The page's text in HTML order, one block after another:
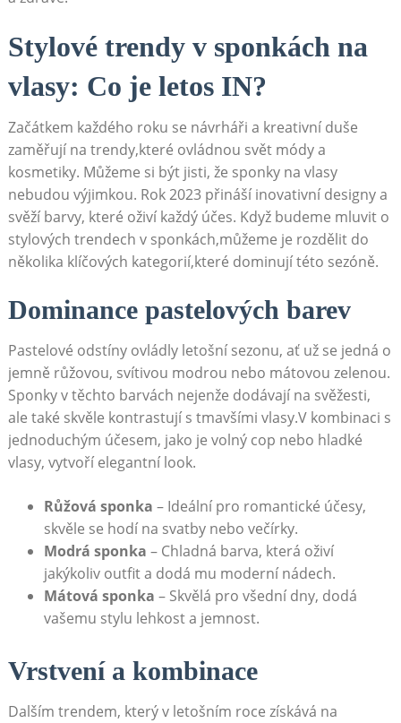
Stylové​ trendy v sponkách ⁣na
vlasy:⁣ Co je⁣ letos IN?
Začátkem každého roku se návrháři a kreativní duše
zaměřují ​na trendy,které ovládnou svět módy a
kosmetiky. Můžeme ⁢si být jisti, že sponky na vlasy
nebudou ​výjimkou. Rok 2023 přináší inovativní ‍designy a
svěží ‍barvy, které oživí každý účes. Když ⁣budeme mluvit o
stylových trendech v sponkách,můžeme je rozdělit do
několika klíčových kategorií,které dominují této sezóně.
Dominance pastelových barev
Pastelové odstíny ovládly letošní sezonu, ⁤ať už​ se jedná o
jemně růžovou, svítivou modrou ⁣nebo ⁤mátovou zelenou.
Sponky‌ v těchto barvách nejenže dodávají na svěžesti,
ale také skvěle kontrastují s tmavšími vlasy.V⁢ kombinaci s
jednoduchým účesem, jako je volný cop⁣ nebo hladké
vlasy, vytvoří elegantní ⁢look.
Růžová sponka – Ideální pro romantické účesy,
skvěle​ se ‌hodí na svatby nebo večírky.
Modrá sponka – Chladná barva, ​která oživí
jakýkoliv outfit a dodá ‌mu moderní nádech.
Mátová sponka – Skvělá pro všední ‌dny, dodá
vašemu stylu lehkost a jemnost.
Vrstvení ⁤a kombinace
Dalším ⁤trendem, který v letošním roce získává na